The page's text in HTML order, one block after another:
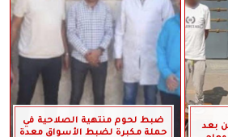
بعد
ضبط لحوم منتهية الصلاحية في
حملة مكبرة لضبط الأسواق معدة